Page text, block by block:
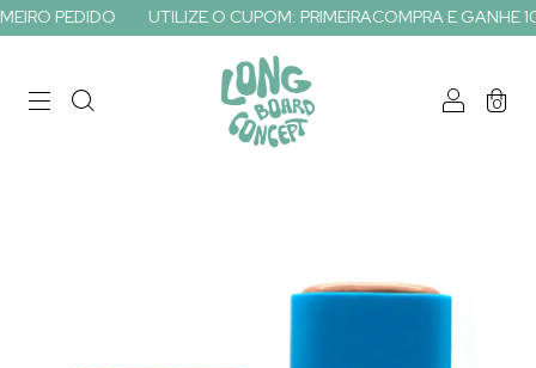
PEDIDO UTILIZE O CUPOM: PRIMEIRACOMPRA E GANHE
0